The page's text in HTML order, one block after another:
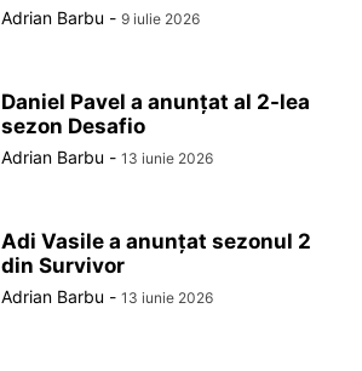
Adrian Barbu - 9 iulie 2026
Daniel Pavel a anunțat al 2-lea
sezon Desafio
Adrian Barbu - 13 iunie 2026
Adi Vasile a anunțat sezonul 2
din Survivor
Adrian Barbu - 13 iunie 2026